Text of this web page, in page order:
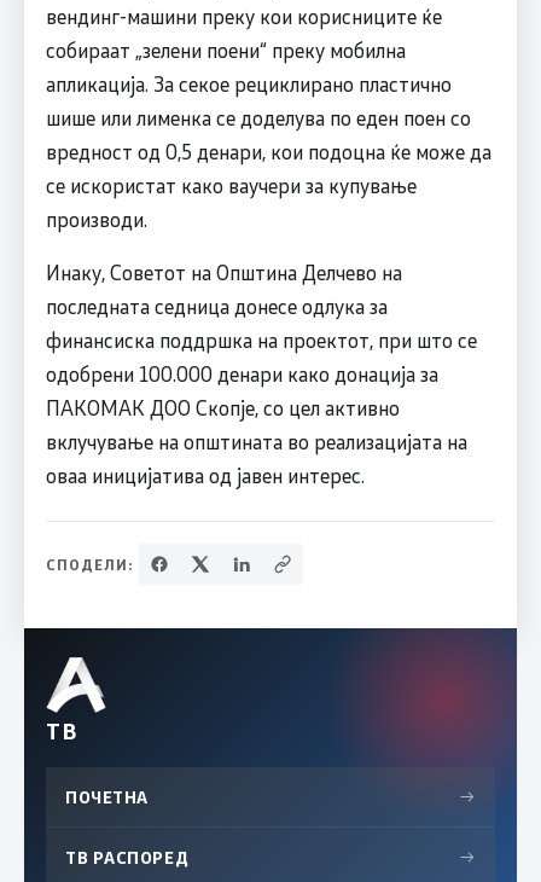
вендинг-машини преку кои корисниците ќе
собираат „зелени поени“ преку мобилна
апликација. За секое рециклирано пластично
шише или лименка се доделува по еден поен со
вредност од 0,5 денари, кои подоцна ќе може да
се искористат како ваучери за купување
производи.
Инаку, Советот на Општина Делчево на
последната седница донесе одлука за
финансиска поддршка на проектот, при што се
одобрени 100.000 денари како донација за
ПАКОМАК ДОО Скопје, со цел активно
вклучување на општината во реализацијата на
оваа иницијатива од јавен интерес.
СПОДЕЛИ:
ТВ
ПОЧЕТНА →
ТВ РАСПОРЕД →